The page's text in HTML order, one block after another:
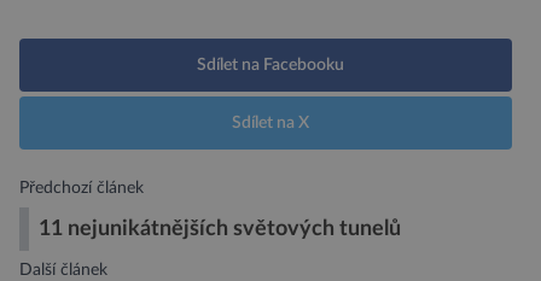
Sdílet na Facebooku
Sdílet na X
Předchozí článek
11 nejunikátnějších světových tunelů
Další článek